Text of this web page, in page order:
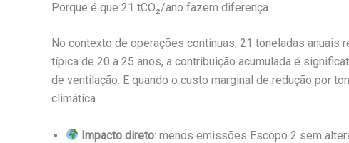
Porque é que 21 tCO₂/ano fazem diferença
No contexto de operações contínuas, 21 toneladas
típica de 20 a 25 anos, a contribuição acumulada é
de ventilação. E quando o custo marginal de redução por
climática.
Impacto direto: menos emissões Escopo 2 sem